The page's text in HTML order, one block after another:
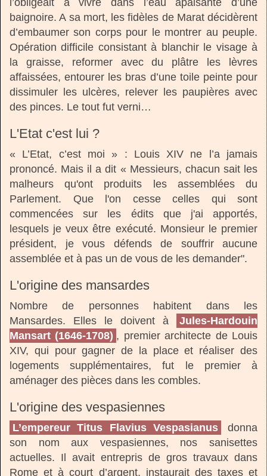
baignoire. A sa mort, les fidèles de Marat décidèrent
d’embaumer son corps pour le montrer au peuple.
Opération difficile consistant à blanchir le visage à
la graisse, reformer avec du plâtre les lèvres
affaissées, entourer les bras d’une toile peinte pour
dissimuler les ulcères, relever les paupières avec
des pinces. Le tout fut verni…
L'Etat c'est lui ?
« L’Etat, c’est moi » : Louis XIV ne l’a jamais
prononcé. Mais il a dit « Messieurs, chacun sait les
malheurs qu'ont produits les assemblées du
Parlement. Que l'on cesse celles qui sont
commencées sur les édits que j'ai apportés,
lesquels je veux être exécuté. Monsieur le premier
président, je vous défends de souffrir aucune
assemblée et à pas un de vous de les demander".
L'origine des mansardes
Nombre de personnes habitent dans les
Mansardes. Elles le doivent à
Jules-Hardouin
Mansart (1646-1708) , premier architecte de Louis
XIV, qui pour gagner de la place et réaliser des
logements supplémentaires, fut le premier à
aménager des pièces dans les combles.
L'origine des vespasiennes
L’empereur Titus Flavius Vespasianus
donna
son nom aux vespasiennes, nos sanisettes
actuelles. Il avait entrepris de gros travaux dans
Rome et à court d’argent, instaurait des taxes et